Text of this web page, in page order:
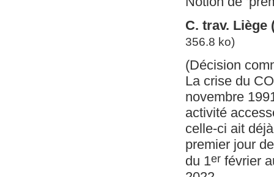
C. trav. Liège
356.8 ko)
(Décision
La crise du
novembre
activité
celle-ci ait
premier jour
du 1erfévrier